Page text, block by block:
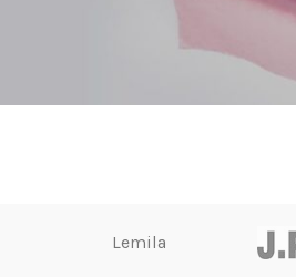
Lemila